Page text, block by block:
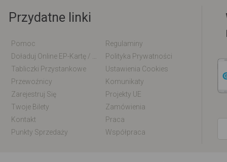
Przydatne linki
Pomoc
Regulaminy
Polityka Prywatności
Tabliczki Przystankowe
Ustawienia Cookies
Przewoźnicy
Komunikaty
Zarejestruj Się
Projekty UE
Twoje Bilety
Zamówienia
Kontakt
Praca
Punkty Sprzedaży
Współpraca